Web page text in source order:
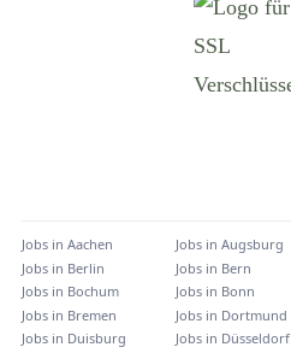
Jobs in Aachen Jobs in Augsburg
Jobs in Berlin Jobs in Bern
Jobs in Bochum Jobs in Bonn
Jobs in Bremen Jobs in Dortmund
Jobs in Duisburg Jobs in Düsseldorf